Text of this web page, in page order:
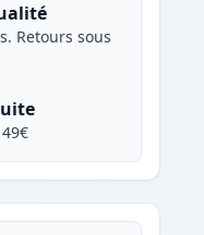
Retours sous